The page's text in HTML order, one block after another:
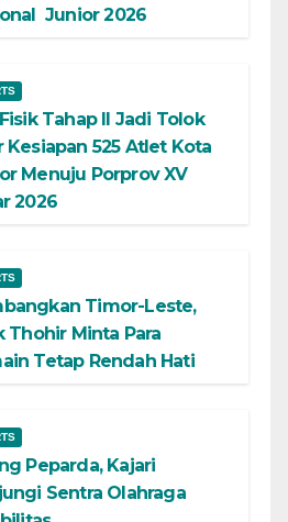
Junior 2026
Tahap II Jadi Tolok
Kesiapan 525 Atlet Kota
Menuju Porprov XV
2026
Timor-Leste,
Thohir Minta Para
Tetap Rendah Hati
Peparda, Kajari
Sentra Olahraga